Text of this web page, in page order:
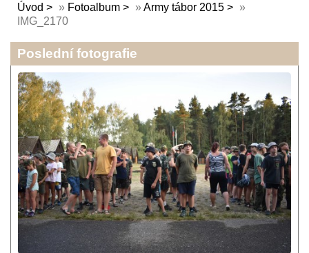
Úvod » Fotoalbum »Army tábor 2015
»
IMG_2170
Poslední fotografie